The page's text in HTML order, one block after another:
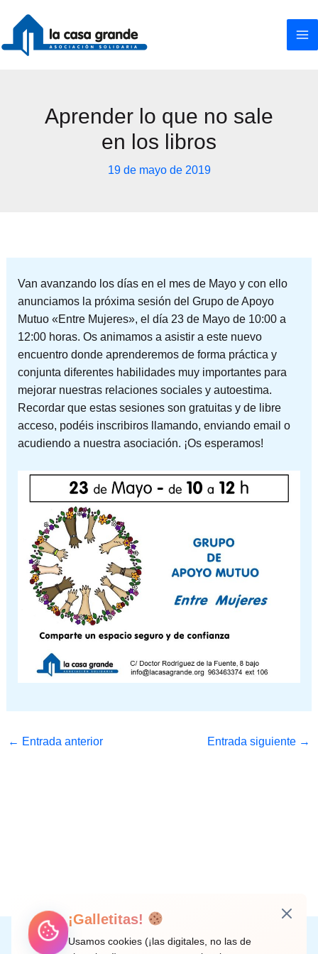
contenido
Aprender lo que no sale
en los libros
19 de mayo de 2019
Van avanzando los días en el mes de Mayo y con ello
anunciamos la próxima sesión del Grupo de Apoyo
Mutuo «Entre Mujeres», el día 23 de Mayo de 10:00 a
12:00 horas. Os animamos a asistir a este nuevo
encuentro donde aprenderemos de forma práctica y
conjunta diferentes habilidades muy importantes para
mejorar nuestras relaciones sociales y autoestima.
Recordar que estas sesiones son gratuitas y de libre
acceso, podéis inscribiros llamando, enviando email o
acudiendo a nuestra asociación. ¡Os esperamos!
← Entrada anterior Entrada siguiente →
Instagram
Facebook
X LinkedIn
Correo electrónico
¡Galletitas!
Usamos cookies (¡las digitales, no las de